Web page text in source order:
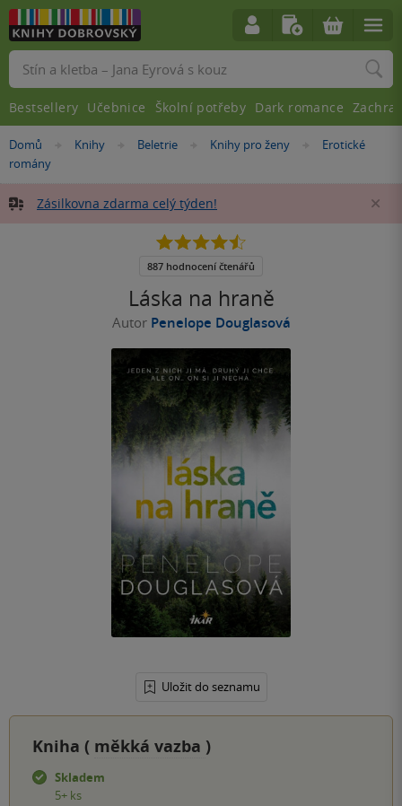
Nacházíte
se
Domů »
Knihy »
Beletrie »
Knihy pro ženy »
Erotické
romány
Zásilkovna zdarma celý týden!
Láska na hraně
Autor Penelope Douglasová
Uložit do seznamu
4.5
5
887 hodnocení čtenářů
Kniha ( měkká vazba )
Skladem
5+ ks
Vyhledávání
Bestsellery Učebnice Školní potřeby Dark romance